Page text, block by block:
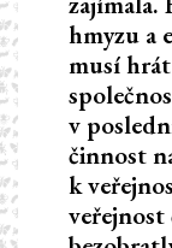
hmyzu a
musí
v
činnost
k
veřejnost